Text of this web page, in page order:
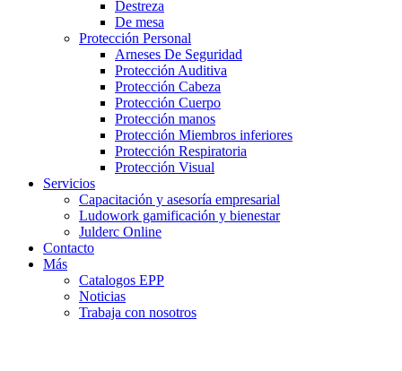
Destreza
De mesa
Protección Personal
Arneses De Seguridad
Protección Auditiva
Protección Cabeza
Protección Cuerpo
Protección manos
Protección Miembros inferiores
Protección Respiratoria
Protección Visual
Servicios
Capacitación y asesoría empresarial
Ludowork gamificación y bienestar
Julderc Online
Contacto
Más
Catalogos EPP
Noticias
Trabaja con nosotros